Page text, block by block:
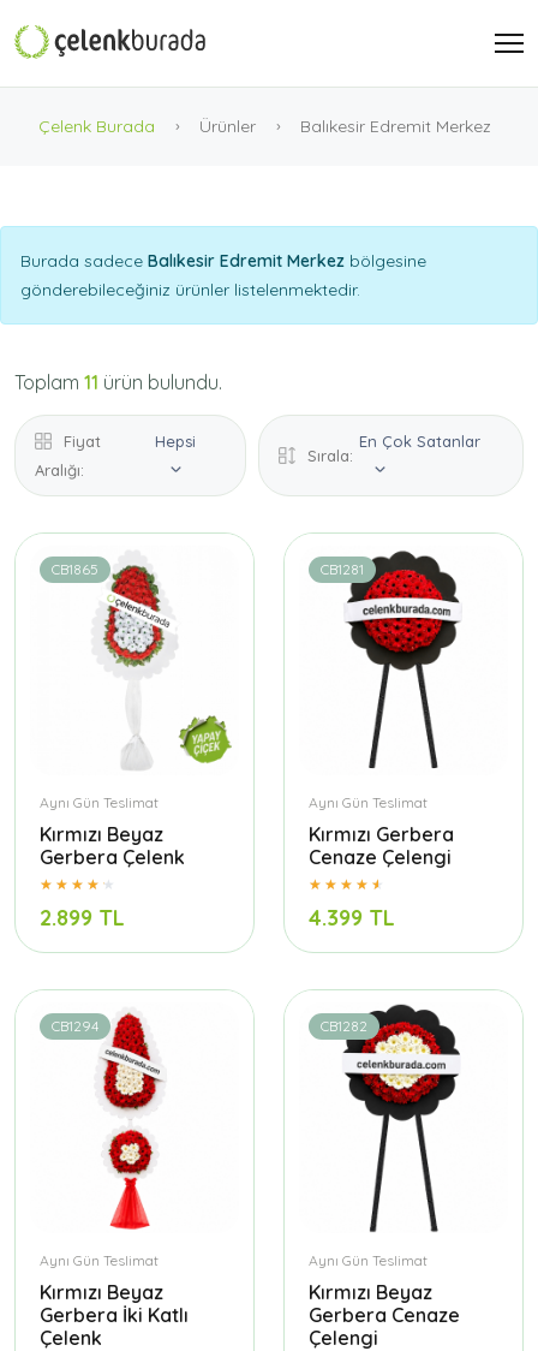
Çelenk Burada Ürünler Balıkesir Edremit Merkez
Burada sadece Balıkesir Edremit Merkez bölgesine
gönderebileceğiniz ürünler listelenmektedir.
Toplam 11 ürün bulundu.
Fiyat
Aralığı:
Hepsi
Sırala:
En Çok Satanlar
CB1865
Aynı Gün Teslimat
Kırmızı Beyaz
Gerbera Çelenk
2.899 TL
CB1281
Aynı Gün Teslimat
Kırmızı Gerbera
Cenaze Çelengi
4.399 TL
CB1294
Aynı Gün Teslimat
Kırmızı Beyaz
Gerbera İki Katlı
Çelenk
CB1282
Aynı Gün Teslimat
Kırmızı Beyaz
Gerbera Cenaze
Çelengi